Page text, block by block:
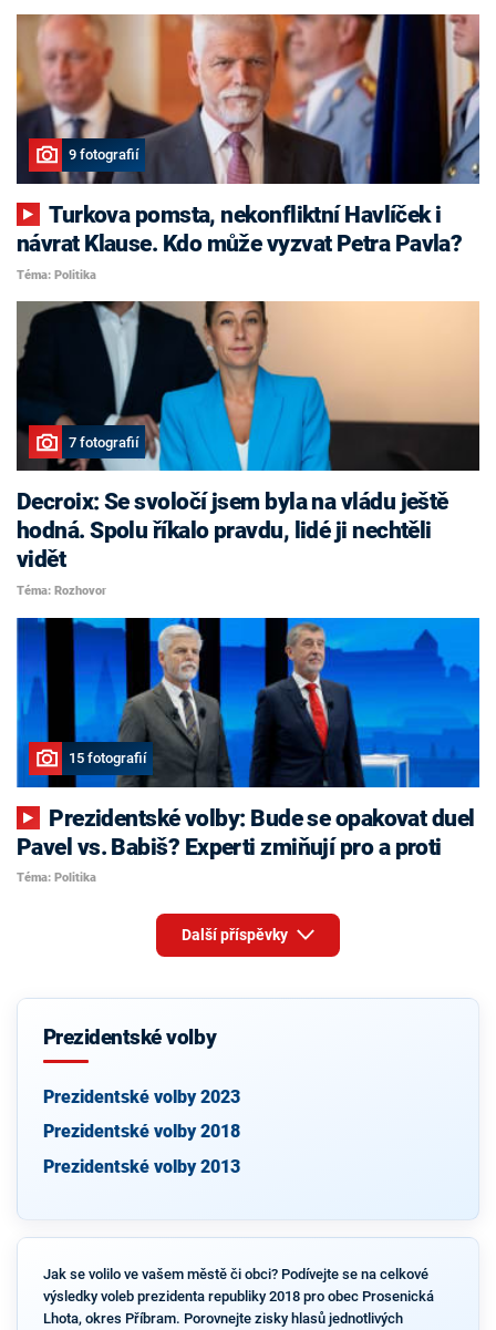
9 fotografií
Turkova pomsta, nekonfliktní Havlíček i
návrat Klause. Kdo může vyzvat Petra Pavla?
Téma: Politika
7 fotografií
Decroix: Se svoločí jsem byla na vládu ještě
hodná. Spolu říkalo pravdu, lidé ji nechtěli
vidět
Téma: Rozhovor
15 fotografií
Pavel vs. Babiš? Experti zmiňují pro a proti
Téma: Politika
Další příspěvky
Prezidentské volby
Prezidentské volby 2023
Prezidentské volby 2018
Prezidentské volby 2013
Jak se volilo ve vašem městě či obci? Podívejte se na celkové
výsledky voleb prezidenta republiky 2018 pro obec Prosenická
Lhota, okres Příbram. Porovnejte zisky hlasů jednotlivých